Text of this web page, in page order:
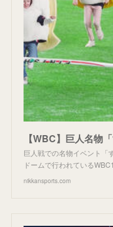
巨人戦での名物イベント
ドームで行われている
nikkansports.com